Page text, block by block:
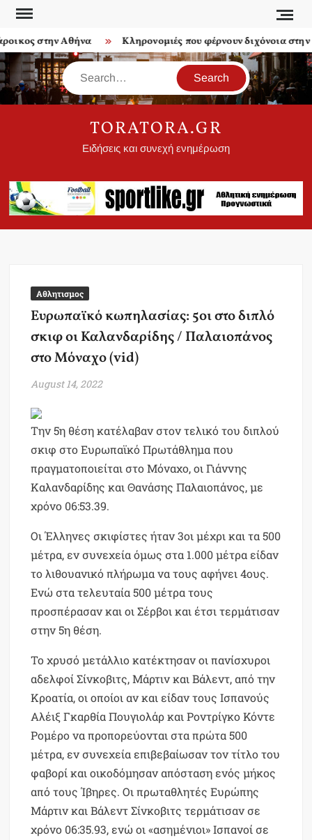
Skip
contentστην Αθήνα Κληρονομιές που φέρνουν διχόνοια στην
Search
TORATORA.GR
Ειδήσεις και συνεχή ενημέρωση
Αθλητισμος
Ευρωπαϊκό κωπηλασίας: 5οι στο διπλό
σκιφ οι Καλανδαρίδης / Παλαιοπάνος
στο Μόναχο (vid)
August 14, 2022
Την 5η θέση κατέλαβαν στον τελικό του διπλού
σκιφ στο Ευρωπαϊκό Πρωτάθλημα που
πραγματοποιείται στο Μόναχο, οι Γιάννης
Καλανδαρίδης και Θανάσης Παλαιοπάνος, με
χρόνο 06:53.39.
Οι Έλληνες σκιφίστες ήταν 3οι μέχρι και τα 500
μέτρα, εν συνεχεία όμως στα 1.000 μέτρα είδαν
το λιθουανικό πλήρωμα να τους αφήνει 4ους.
Ενώ στα τελευταία 500 μέτρα τους
προσπέρασαν και οι Σέρβοι και έτσι τερμάτισαν
στην 5η θέση.
Το χρυσό μετάλλιο κατέκτησαν οι πανίσχυροι
αδελφοί Σίνκοβιτς, Μάρτιν και Βάλεντ, από την
Κροατία, οι οποίοι αν και είδαν τους Ισπανούς
Αλέιξ Γκαρθία Πουγιολάρ και Ροντρίγκο Κόντε
Ρομέρο να προπορεύονται στα πρώτα 500
μέτρα, εν συνεχεία επιβεβαίωσαν τον τίτλο του
φαβορί και οικοδόμησαν απόσταση ενός μήκος
από τους Ίβηρες. Οι πρωταθλητές Ευρώπης
Μάρτιν και Βάλεντ Σίνκοβιτς τερμάτισαν σε
χρόνο 06:35.93, ενώ οι «ασημένιοι» Ισπανοί σε